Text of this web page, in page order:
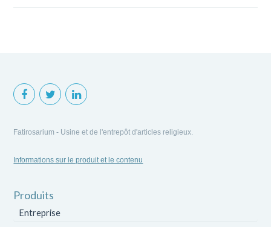
Fatirosarium - Usine et de l'entrepôt d'articles religieux.
Informations sur le produit et le contenu
Produits
Entreprise